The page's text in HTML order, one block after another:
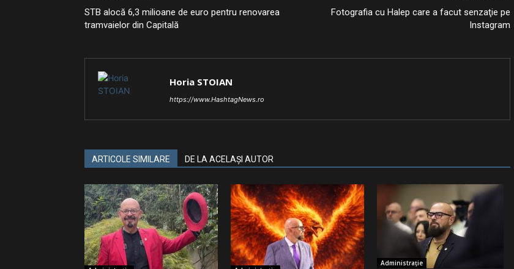
STB alocă 6,3 milioane de euro pentru renovarea
tramvaielor din Capitală
Fotografia cu Halep care a facut senzaţie pe
Instagram
Horia STOIAN
https://www.HashtagNews.ro
ARTICOLE SIMILARE DE LA ACELAȘI AUTOR
Administrație